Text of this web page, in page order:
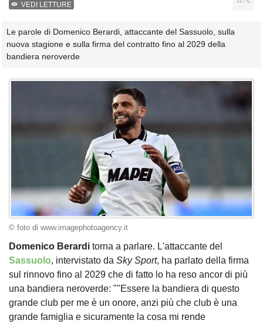
VEDI LETTURE
Le parole di Domenico Berardi, attaccante del Sassuolo, sulla
nuova stagione e sulla firma del contratto fino al 2029 della
bandiera neroverde
© foto di www.imagephotoagency.it
Domenico Berardi torna a parlare. L'attaccante del
Sassuolo, intervistato da Sky Sport, ha parlato della firma
sul rinnovo fino al 2029 che di fatto lo ha reso ancor di più
una bandiera neroverde: ""Essere la bandiera di questo
grande club per me è un onore, anzi più che club è una
grande famiglia e sicuramente la cosa mi rende